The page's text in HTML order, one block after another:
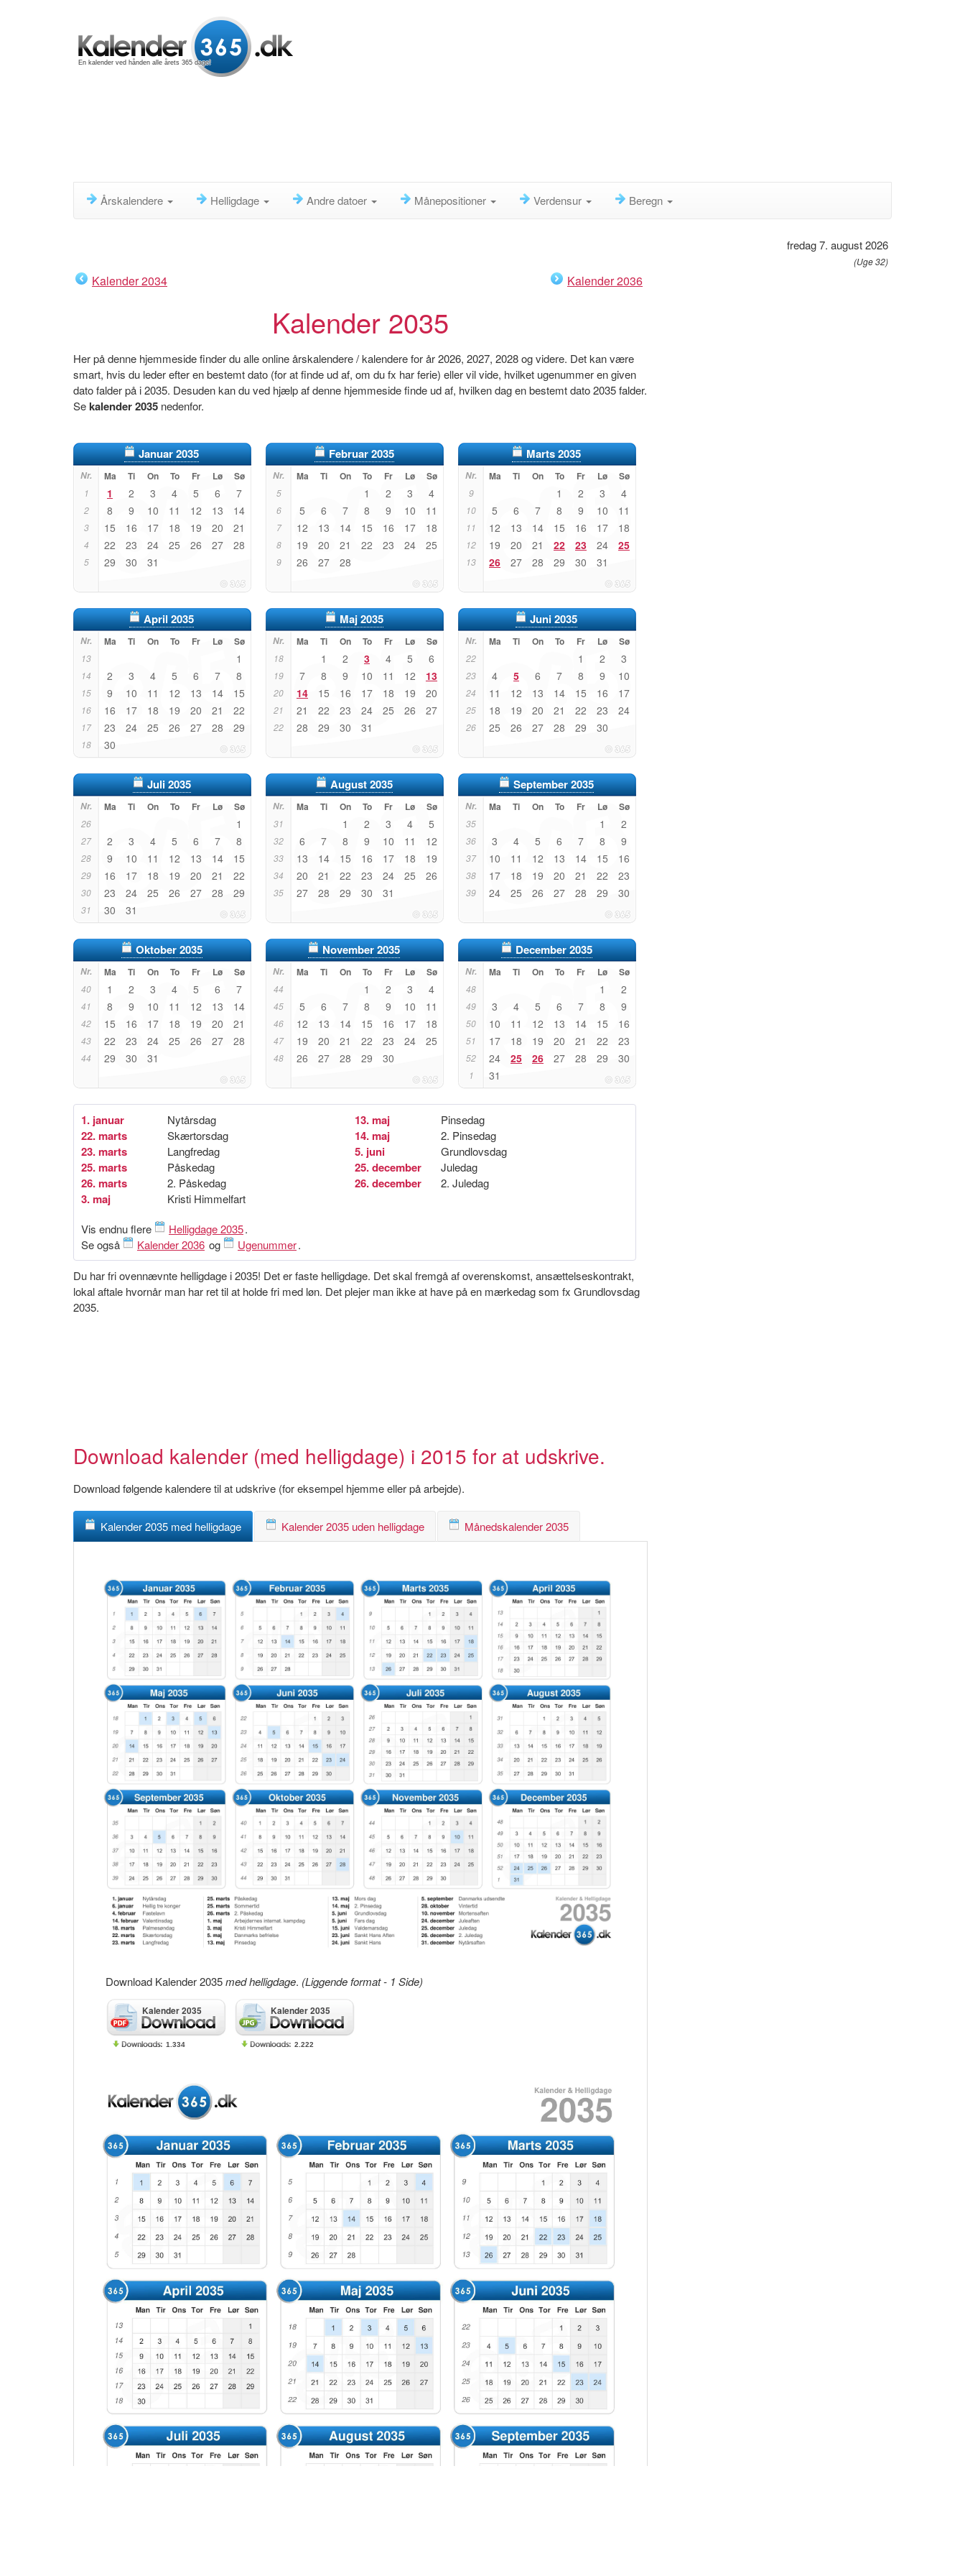
En kalender ved hånden alle årets 365 dage!
Årskalendere Helligdage Andre datoer Månepositioner Verdensur Beregn
fredag 7. august 2026
(Uge 32)
Kalender 2034 Kalender 2036
Kalender 2035
Her på denne hjemmeside finder du alle online årskalendere / kalendere for år 2026, 2027, 2028 og videre. Det kan være
smart, hvis du leder efter en bestemt dato (for at finde ud af, om du fx har ferie) eller vil vide, hvilket ugenummer en given
dato falder på i 2035. Desuden kan du ved hjælp af denne hjemmeside finde ud af, hvilken dag en bestemt dato 2035 falder.
Sekalender 2035 nedenfor.
Januar 2035
Nr. Ma Ti On To Fr Lø Sø
1 1 2 3 4 5 6 7
2 8 9 10 11 12 13 14
3 15 16 17 18 19 20 21
4 22 23 24 25 26 27 28
5 29 30 31
Februar 2035
Nr. Ma Ti On To Fr Lø Sø
5 1 2 3 4
6 5 6 7 8 9 10 11
7 12 13 14 15 16 17 18
8 19 20 21 22 23 24 25
9 26 27 28
Marts 2035
Nr. Ma Ti On To Fr Lø Sø
9 1 2 3 4
10 5 6 7 8 9 10 11
11 12 13 14 15 16 17 18
12 19 20 21 22 23 24 25
13 26 27 28 29 30 31
April 2035
Nr. Ma Ti On To Fr Lø Sø
13 1
14 2 3 4 5 6 7 8
15 9 10 11 12 13 14 15
16 16 17 18 19 20 21 22
17 23 24 25 26 27 28 29
18 30
Maj 2035
Nr. Ma Ti On To Fr Lø Sø
18 1 2 3 4 5 6
19 7 8 9 10 11 12 13
20 14 15 16 17 18 19 20
21 21 22 23 24 25 26 27
22 28 29 30 31
Juni 2035
Nr. Ma Ti On To Fr Lø Sø
22 1 2 3
23 4 5 6 7 8 9 10
24 11 12 13 14 15 16 17
25 18 19 20 21 22 23 24
26 25 26 27 28 29 30
Juli 2035
Nr. Ma Ti On To Fr Lø Sø
26 1
27 2 3 4 5 6 7 8
28 9 10 11 12 13 14 15
29 16 17 18 19 20 21 22
30 23 24 25 26 27 28 29
31 30 31
August 2035
Nr. Ma Ti On To Fr Lø Sø
31 1 2 3 4 5
32 6 7 8 9 10 11 12
33 13 14 15 16 17 18 19
34 20 21 22 23 24 25 26
35 27 28 29 30 31
September 2035
Nr. Ma Ti On To Fr Lø Sø
35 1 2
36 3 4 5 6 7 8 9
37 10 11 12 13 14 15 16
38 17 18 19 20 21 22 23
39 24 25 26 27 28 29 30
Oktober 2035
Nr. Ma Ti On To Fr Lø Sø
40 1 2 3 4 5 6 7
41 8 9 10 11 12 13 14
42 15 16 17 18 19 20 21
43 22 23 24 25 26 27 28
44 29 30 31
November 2035
Nr. Ma Ti On To Fr Lø Sø
44 1 2 3 4
45 5 6 7 8 9 10 11
46 12 13 14 15 16 17 18
47 19 20 21 22 23 24 25
48 26 27 28 29 30
December 2035
Nr. Ma Ti On To Fr Lø Sø
48 1 2
49 3 4 5 6 7 8 9
50 10 11 12 13 14 15 16
51 17 18 19 20 21 22 23
52 24 25 26 27 28 29 30
1 31
1. januar Nytårsdag
22. marts Skærtorsdag
23. marts Langfredag
25. marts Påskedag
26. marts 2. Påskedag
3. maj Kristi Himmelfart
13. maj Pinsedag
14. maj 2. Pinsedag
5. juni Grundlovsdag
25. december Juledag
26. december 2. Juledag
Vis endnu flere Helligdage 2035.
Se også
Kalender 2036 og Ugenummer.
Du har fri ovennævnte helligdage i 2035! Det er faste helligdage. Det skal fremgå af overenskomst, ansættelseskontrakt,
lokal aftale hvornår man har ret til at holde fri med løn. Det plejer man ikke at have på en mærkedag som fx Grundlovsdag
2035.
Download kalender (med helligdage) i 2015 for at udskrive.
Download følgende kalendere til at udskrive (for eksempel hjemme eller på arbejde).
Kalender 2035 med helligdage Kalender 2035 uden helligdage Månedskalender 2035
Download Kalender 2035med helligdage. (Liggende format - 1 Side)
Kalender 2035
1.334
Kalender 2035
2.222